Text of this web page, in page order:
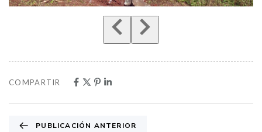
COMPARTIR
PUBLICACIÓN ANTERIOR